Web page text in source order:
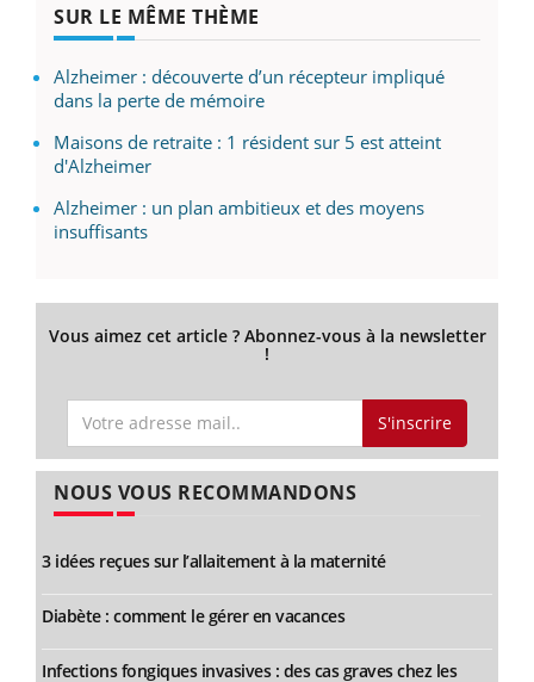
SUR LE MÊME THÈME
Alzheimer : découverte d’un récepteur impliqué
dans la perte de mémoire
Maisons de retraite : 1 résident sur 5 est atteint
d'Alzheimer
Alzheimer : un plan ambitieux et des moyens
insuffisants
Vous aimez cet article ? Abonnez-vous à la newsletter
!
S'inscrire
NOUS VOUS RECOMMANDONS
3 idées reçues sur l’allaitement à la maternité
Diabète : comment le gérer en vacances
Infections fongiques invasives : des cas graves chez les